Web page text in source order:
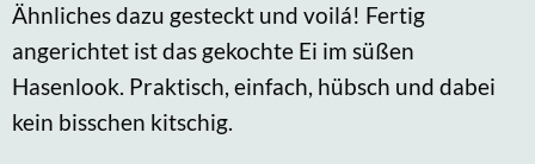
Ähnliches dazu gesteckt und voilá! Fertig
angerichtet ist das gekochte Ei im süßen
Hasenlook. Praktisch, einfach, hübsch und dabei
kein bisschen kitschig.